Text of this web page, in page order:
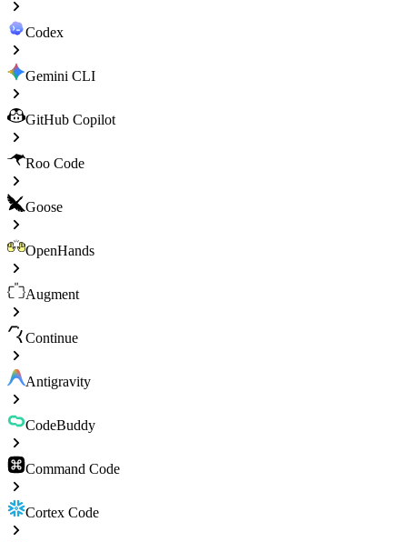
Codex
Gemini CLI
GitHub Copilot
Roo Code
Goose
OpenHands
Augment
Continue
Antigravity
CodeBuddy
Command Code
Cortex Code